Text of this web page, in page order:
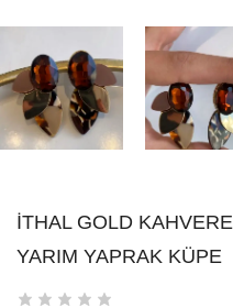
İTHAL GOLD
YARIM YAPRAK KÜPE